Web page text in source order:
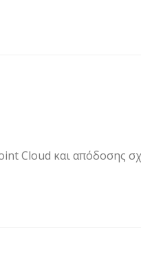
Cloud και απόδοσης